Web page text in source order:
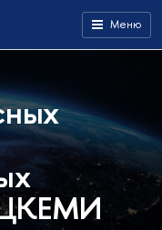
Меню
ЦКЕМИ